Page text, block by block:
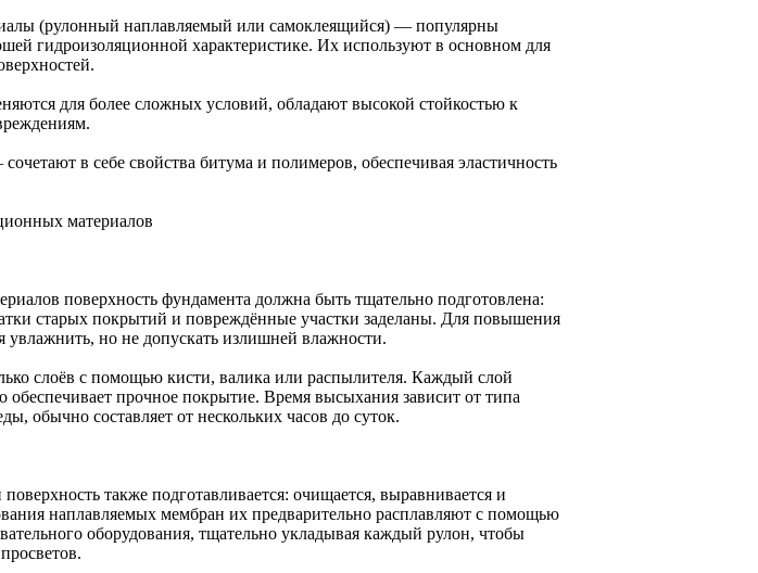
(рулонный наплавляемый или самоклеящийся) — популярны
гидроизоляционной характеристике. Их используют в основном для
для более сложных условий, обладают высокой стойкостью к
в себе свойства битума и полимеров, обеспечивая эластичность
материалов
поверхность фундамента должна быть тщательно подготовлена:
старых покрытий и повреждённые участки заделаны. Для повышения
увлажнить, но не допускать излишней влажности.
слоёв с помощью кисти, валика или распылителя. Каждый слой
обеспечивает прочное покрытие. Время высыхания зависит от типа
обычно составляет от нескольких часов до суток.
также подготавливается: очищается, выравнивается и
наплавляемых мембран их предварительно расплавляют с помощью
оборудования, тщательно укладывая каждый рулон, чтобы